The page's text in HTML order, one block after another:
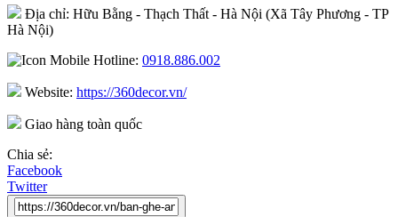
Địa chỉ: Hữu Bằng - Thạch Thất - Hà Nội (Xã Tây Phương - TP
Hà Nội)
Hotline: 0918.886.002
Website: https://360decor.vn/
Giao hàng toàn quốc
Chia sẻ:
Facebook
Twitter